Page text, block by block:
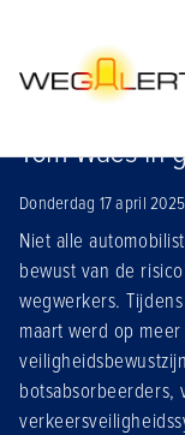
Nieuws
Tom Waes in
Donderdag 17 april 2025
Niet alle
bewust van de
wegwerkers.
maart werd op
botsabsorbeerders,